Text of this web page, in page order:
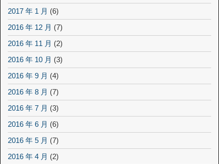
2017 年 1 月 (6)
2016 年 12 月 (7)
2016 年 11 月 (2)
2016 年 10 月 (3)
2016 年 9 月 (4)
2016 年 8 月 (7)
2016 年 7 月 (3)
2016 年 6 月 (6)
2016 年 5 月 (7)
2016 年 4 月 (2)